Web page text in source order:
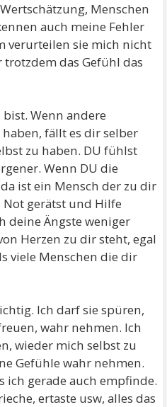
Menschen
auch meine Fehler
verurteilen sie mich nicht
das Gefühl das
Wenn andere
fällt es dir selber
zu haben. DU fühlst
Wenn DU die
ist ein Mensch der zu dir
Not gerätst und Hilfe
deine Ängste weniger
Herzen zu dir steht, egal
viele Menschen die dir
Ich darf sie spüren,
wahr nehmen. Ich
wieder mich selbst zu
Gefühle wahr nehmen.
ich gerade auch empfinde.
ertaste usw, alles das